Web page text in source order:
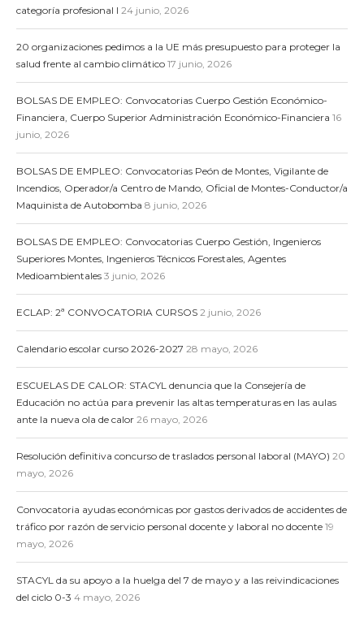
categoría profesional I 24 junio, 2026
20 organizaciones pedimos a la UE más presupuesto para proteger la
salud frente al cambio climático 17 junio, 2026
BOLSAS DE EMPLEO: Convocatorias Cuerpo Gestión Económico-
Financiera, Cuerpo Superior Administración Económico-Financiera 16
junio, 2026
BOLSAS DE EMPLEO: Convocatorias Peón de Montes, Vigilante de
Incendios, Operador/a Centro de Mando, Oficial de Montes-Conductor/a
Maquinista de Autobomba 8 junio, 2026
BOLSAS DE EMPLEO: Convocatorias Cuerpo Gestión, Ingenieros
Superiores Montes, Ingenieros Técnicos Forestales, Agentes
Medioambientales 3 junio, 2026
ECLAP: 2ª CONVOCATORIA CURSOS 2 junio, 2026
Calendario escolar curso 2026-2027 28 mayo, 2026
ESCUELAS DE CALOR: STACYL denuncia que la Consejería de
Educación no actúa para prevenir las altas temperaturas en las aulas
ante la nueva ola de calor 26 mayo, 2026
Resolución definitiva concurso de traslados personal laboral (MAYO) 20
mayo, 2026
Convocatoria ayudas económicas por gastos derivados de accidentes de
tráfico por razón de servicio personal docente y laboral no docente 19
mayo, 2026
STACYL da su apoyo a la huelga del 7 de mayo y a las reivindicaciones
del ciclo 0-3 4 mayo, 2026